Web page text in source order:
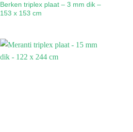
Berken triplex plaat – 3 mm dik –
153 x 153 cm